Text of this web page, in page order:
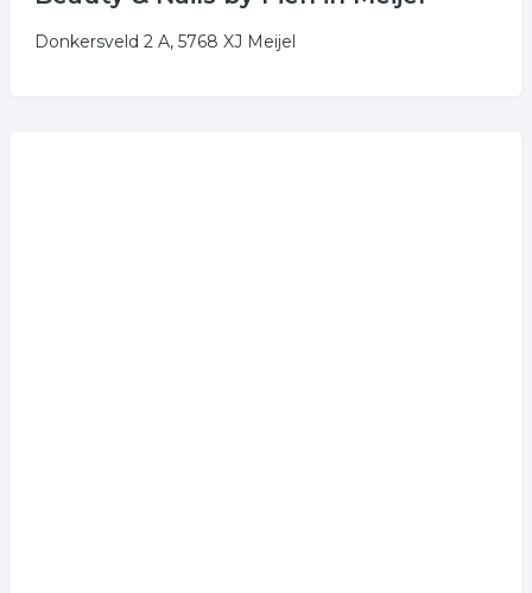
Donkersveld 2 A, 5768 XJ Meijel